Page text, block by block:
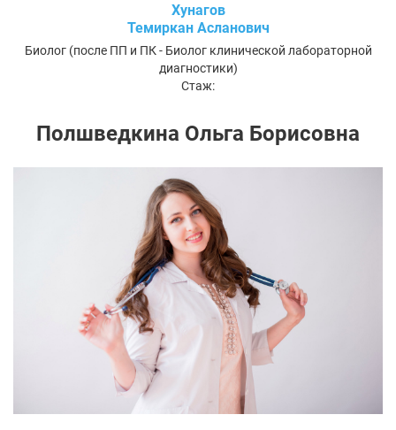
Хунагов
Темиркан Асланович
Биолог (после ПП и ПК - Биолог клинической лабораторной
диагностики)
Стаж:
Полшведкина Ольга Борисовна